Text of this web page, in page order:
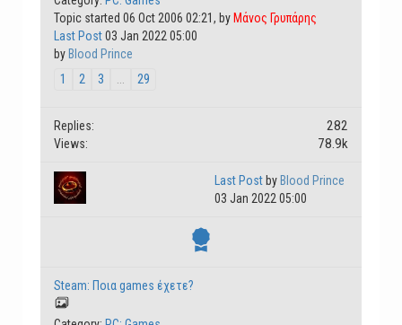
Topic started 06 Oct 2006 02:21, by Μάνος Γρυπάρης
Last Post03 Jan 2022 05:00
by Blood Prince
1 2 3 ... 29
Replies: 282
Views: 78.9k
Last Post by Blood Prince
03 Jan 2022 05:00
Steam: Ποια games έχετε?